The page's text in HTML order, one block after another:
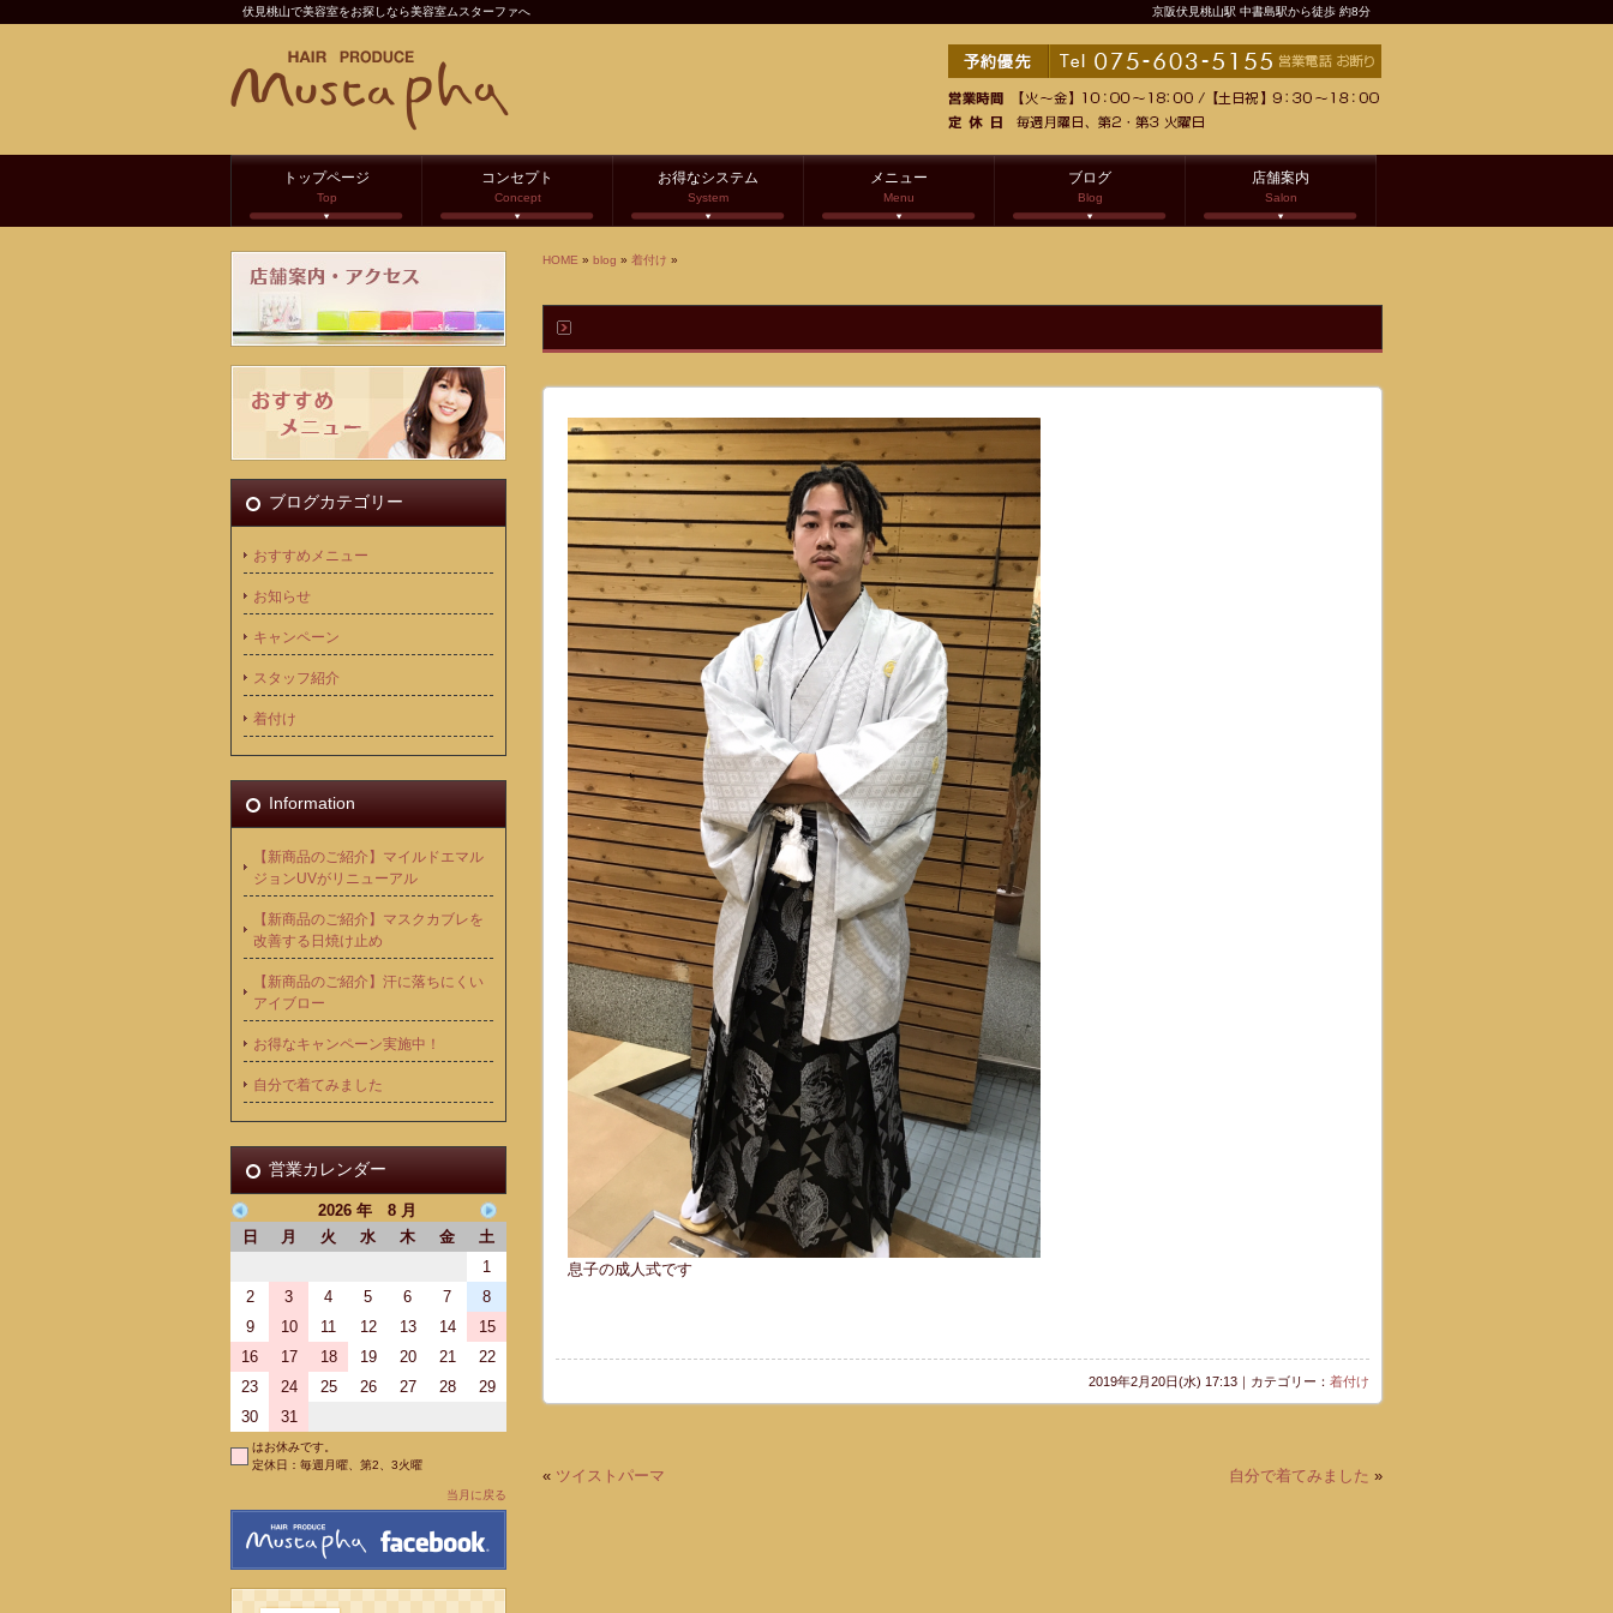
伏見桃山で美容室をお探しなら美容室ムスターファへ 京阪伏見桃山駅 中書島駅から徒歩 約8分
トップページ
Top
コンセプト
Concept
お得なシステム
System
メニュー
Menu
ブログ
Blog
店舗案内
Salon
HOME » blog » 着付け »
息子の成人式です
2019年2月20日(水) 17:13｜カテゴリー： 着付け
« ツイストパーマ 自分で着てみました »
ブログカテゴリー
おすすめメニュー
お知らせ
キャンペーン
スタッフ紹介
着付け
Information
【新商品のご紹介】マイルドエマル
ジョンUVがリニューアル
【新商品のご紹介】マスクカブレを
改善する日焼け止め
【新商品のご紹介】汗に落ちにくい
アイブロー
お得なキャンペーン実施中！
自分で着てみました
営業カレンダー
2026 年 8 月
日
月 火 水 木 金
土
1
2
3 4 5 6 7
8
9
10 11 12 13 14
15
16
17 18 19 20 21
22
23
24 25 26 27 28
29
30
31
はお休みです。
定休日：毎週月曜、第2、3火曜
当月に戻る